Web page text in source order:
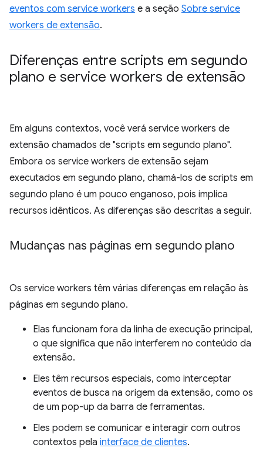
eventos com service workers e a seção Sobre service
workers de extensão.
Diferenças entre scripts em segundo
plano e service workers de extensão
Em alguns contextos, você verá service workers de
extensão chamados de "scripts em segundo plano".
Embora os service workers de extensão sejam
executados em segundo plano, chamá-los de scripts em
segundo plano é um pouco enganoso, pois implica
recursos idênticos. As diferenças são descritas a seguir.
Mudanças nas páginas em segundo plano
Os service workers têm várias diferenças em relação às
páginas em segundo plano.
Elas funcionam fora da linha de execução principal,
o que significa que não interferem no conteúdo da
extensão.
Eles têm recursos especiais, como interceptar
eventos de busca na origem da extensão, como os
de um pop-up da barra de ferramentas.
Eles podem se comunicar e interagir com outros
contextos pela interface de clientes.